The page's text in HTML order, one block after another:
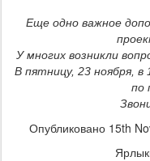
Еще одно важное
У многих возникли
В пятницу, 23 ноября,
по
Опубликовано 15th